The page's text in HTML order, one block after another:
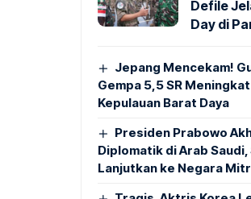
Defile
Day di
Jepang Mencekam!
Gempa 5,5 SR
Kepulauan Barat Daya
Presiden Prabowo
Diplomatik di Arab Saudi,
Lanjutkan ke Negara